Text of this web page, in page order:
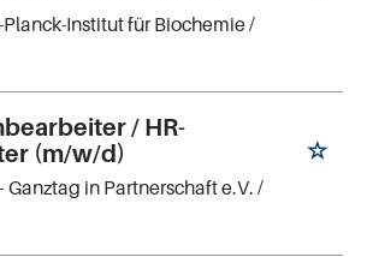
Planck-Institut für Biochemie/
/ HR-
(m/w/d)
Ganztag in Partnerschaft e.V. /